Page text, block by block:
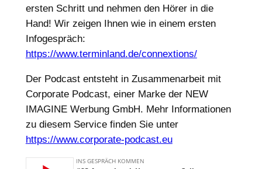
ersten Schritt und nehmen den Hörer in die
Hand! Wir zeigen Ihnen wie in einem ersten
Infogespräch:
https://www.terminland.de/connextions/
Der Podcast entsteht in Zusammenarbeit mit
Corporate Podcast, einer Marke der NEW
IMAGINE Werbung GmbH. Mehr Informationen
zu diesem Service finden Sie unter
https://www.corporate-podcast.eu